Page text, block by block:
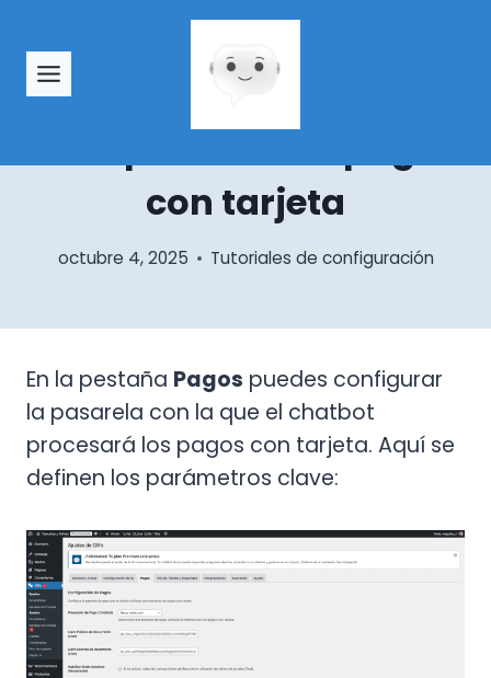
contenido
Configura los pagos en
con tarjeta
octubre 4, 2025 Tutoriales de configuración
En la pestaña Pagos puedes configurar
la pasarela con la que el chatbot
procesará los pagos con tarjeta. Aquí se
definen los parámetros clave: